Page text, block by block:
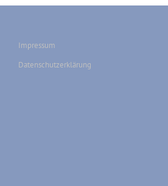
Impressum
Datenschutzerklärung